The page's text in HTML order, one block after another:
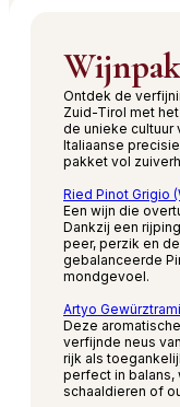
Ontdek de
Zuid-Tirol met
de unieke cultuur
Italiaanse
pakket vol
Ried Pinot Grigio
Een wijn die
Dankzij een
peer, perzik en
gebalanceerde
mondgevoel.
Artyo
Deze
verfijnde neus
rijk als
perfect in balans,
schaaldieren of